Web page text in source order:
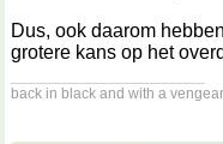
Dus, ook daarom
grotere kans op het
back in black and with a